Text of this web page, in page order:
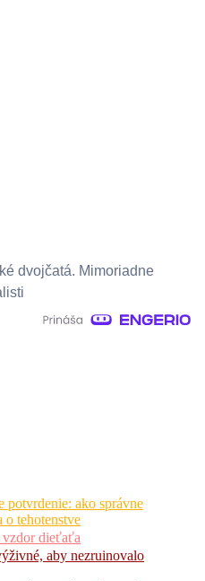
dvojčatá. Mimoriadne
potvrdenie: ako správne
tehotenstve
vzdor dieťaťa
aby nezruinovalo